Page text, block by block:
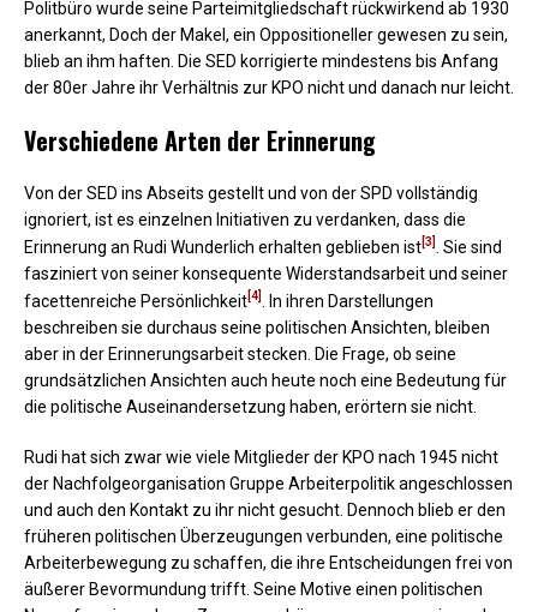
Politbüro wurde seine Parteimitgliedschaft rückwirkend ab 1930
anerkannt, Doch der Makel, ein Oppositioneller gewesen zu sein,
blieb an ihm haften. Die SED korrigierte mindestens bis Anfang
der 80er Jahre ihr Verhältnis zur KPO nicht und danach nur leicht.
Verschiedene Arten der Erinnerung
Von der SED ins Abseits gestellt und von der SPD vollständig
ignoriert, ist es einzelnen Initiativen zu verdanken, dass die
Erinnerung an Rudi Wunderlich erhalten geblieben ist[3]
. Sie sind
fasziniert von seiner konsequente Widerstandsarbeit und seiner
facettenreiche Persönlichkeit[4]
. In ihren Darstellungen
beschreiben sie durchaus seine politischen Ansichten, bleiben
aber in der Erinnerungsarbeit stecken. Die Frage, ob seine
grundsätzlichen Ansichten auch heute noch eine Bedeutung für
die politische Auseinandersetzung haben, erörtern sie nicht.
Rudi hat sich zwar wie viele Mitglieder der KPO nach 1945 nicht
der Nachfolgeorganisation Gruppe Arbeiterpolitik angeschlossen
und auch den Kontakt zu ihr nicht gesucht. Dennoch blieb er den
früheren politischen Überzeugungen verbunden, eine politische
Arbeiterbewegung zu schaffen, die ihre Entscheidungen frei von
äußerer Bevormundung trifft. Seine Motive einen politischen